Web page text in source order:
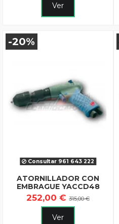
Ver
-20%
Consultar 961 643 222
ATORNILLADOR CON
EMBRAGUE YACCD48
252,00 € 315,00 €
Ver